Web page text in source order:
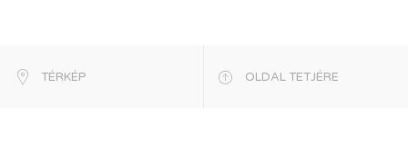
TÉRKÉP OLDAL TETJÉRE